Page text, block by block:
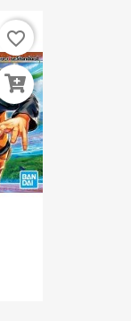
favorite_border